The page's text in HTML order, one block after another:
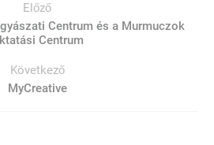
Előző
Centrum és a Murmuczok
Centrum
Következő
MyCreative